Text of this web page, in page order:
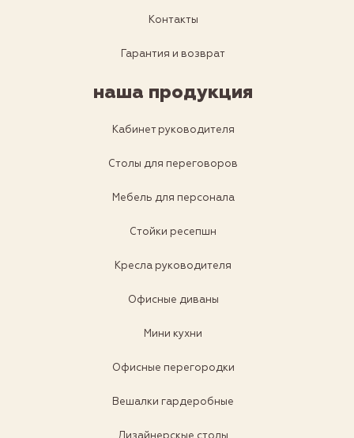
Контакты
Гарантия и возврат
наша продукция
Кабинет руководителя
Столы для переговоров
Мебель для персонала
Стойки ресепшн
Кресла руководителя
Офисные диваны
Мини кухни
Офисные перегородки
Вешалки гардеробные